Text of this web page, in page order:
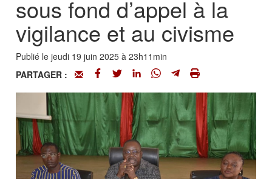
sous fond d’appel à la
vigilance et au civisme
Publié le jeudi 19 juin 2025 à 23h11min
PARTAGER :